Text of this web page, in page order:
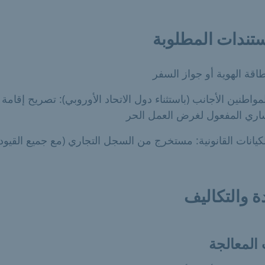
المطلوبة
الهوية أو جواز السفر
الأجانب (باستثناء دول الاتحاد الأوروبي): تصريح إقامة
المفعول لغرض العمل الحر
القانونية: مستخرج من السجل التجاري (مع جميع
والتكاليف